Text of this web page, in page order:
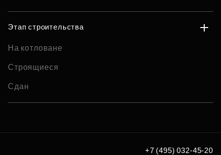
Этап строительства
На котловане
Строящиеся
Сдан
+7 (495) 032-45-20